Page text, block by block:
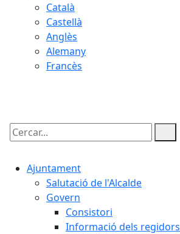
Català
Castellà
Anglès
Alemany
Francès
Cercar:
Ajuntament
Salutació de l'Alcalde
Govern
Consistori
Informació dels regidors